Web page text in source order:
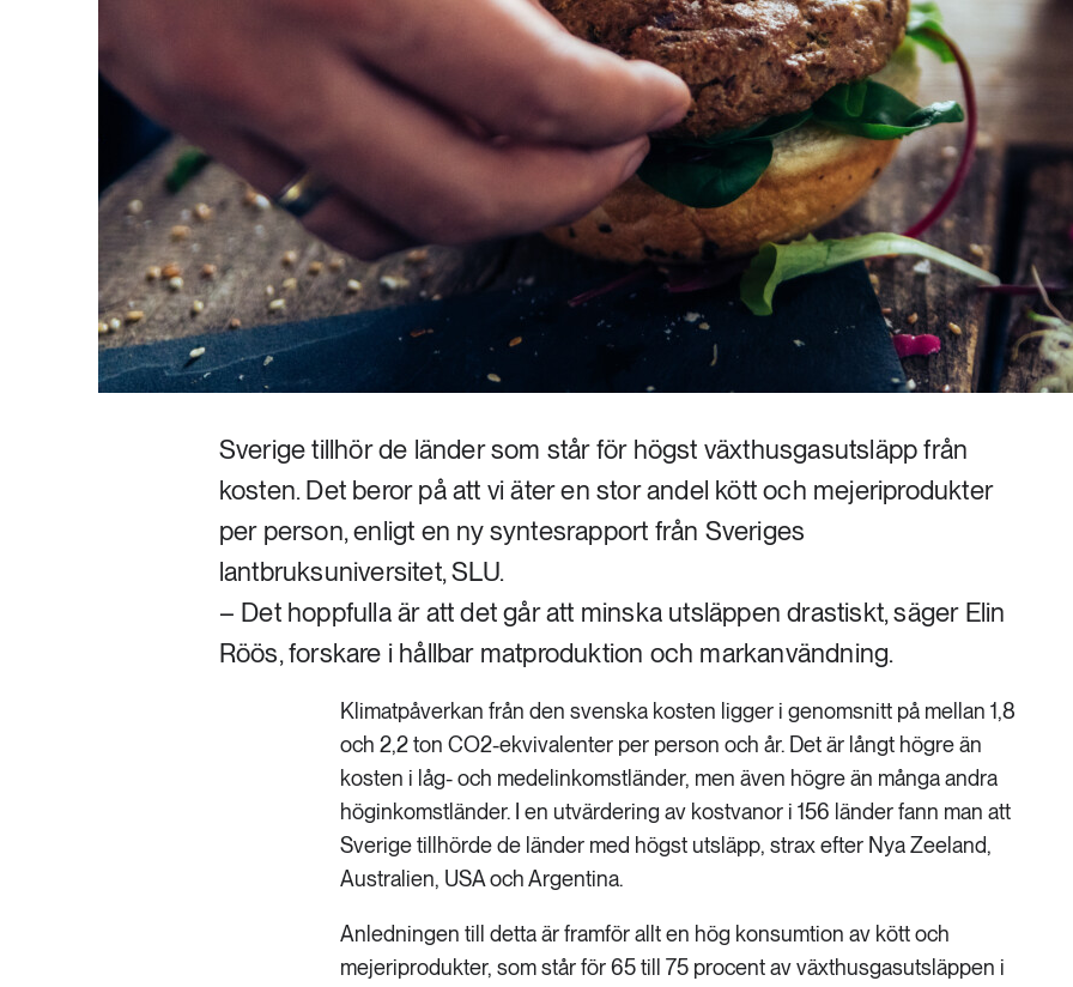
Sverige tillhör de länder som står för högst växthusgasutsläpp från
kosten. Det beror på att vi äter en stor andel kött och mejeriprodukter
per person, enligt en ny syntesrapport från Sveriges
lantbruksuniversitet, SLU.
– Det hoppfulla är att det går att minska utsläppen drastiskt, säger Elin
Röös, forskare i hållbar matproduktion och markanvändning.
Klimatpåverkan från den svenska kosten ligger i genomsnitt på mellan 1,8
och 2,2 ton CO2-ekvivalenter per person och år. Det är långt högre än
kosten i låg- och medelinkomstländer, men även högre än många andra
höginkomstländer. I en utvärdering av kostvanor i 156 länder fann man att
Sverige tillhörde de länder med högst utsläpp, strax efter Nya Zeeland,
Australien, USA och Argentina.
Anledningen till detta är framför allt en hög konsumtion av kött och
mejeriprodukter, som står för 65 till 75 procent av växthusgasutsläppen i